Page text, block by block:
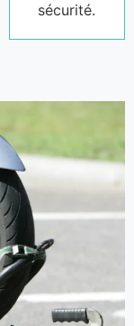
sécurité.